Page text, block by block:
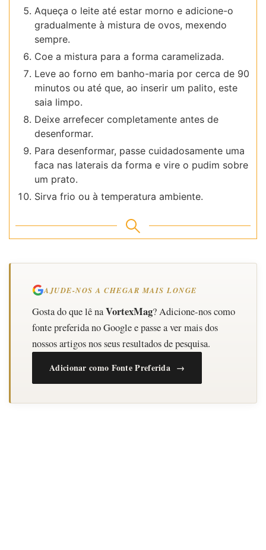
Aqueça o leite até estar morno e adicione-o
gradualmente à mistura de ovos, mexendo
sempre.
Coe a mistura para a forma caramelizada.
Leve ao forno em banho-maria por cerca de 90
minutos ou até que, ao inserir um palito, este
saia limpo.
Deixe arrefecer completamente antes de
desenformar.
Para desenformar, passe cuidadosamente uma
faca nas laterais da forma e vire o pudim sobre
um prato.
Sirva frio ou à temperatura ambiente.
AJUDE-NOS A CHEGAR MAIS LONGE
Gosta do que lê naVortexMag? Adicione-nos como
fonte preferida no Google e passe a ver mais dos
nossos artigos nos seus resultados de pesquisa.
Adicionar como Fonte Preferida →